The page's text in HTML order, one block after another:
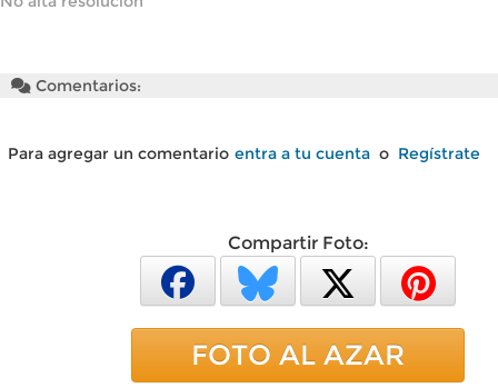
Comentarios:
Para agregar un comentario entra a tu cuenta o Regístrate
Compartir Foto:
FOTO AL AZAR